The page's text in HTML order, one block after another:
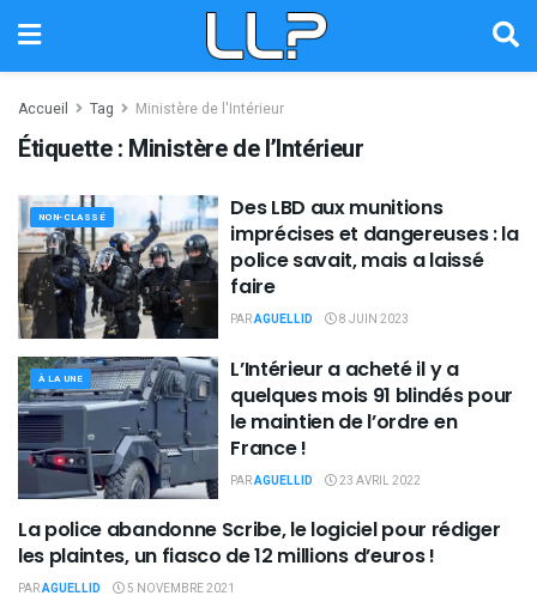
Accueil Tag Ministère de l'Intérieur
Étiquette : Ministère de l’Intérieur
NON-CLASSÉ
Des LBD aux munitions
imprécises et dangereuses : la
police savait, mais a laissé
faire
PARAGUELLID 8 JUIN 2023
À LA UNE
L’Intérieur a acheté il y a
quelques mois 91 blindés pour
le maintien de l’ordre en
France !
PARAGUELLID 23 AVRIL 2022
À LA UNE
La police abandonne Scribe, le logiciel pour rédiger
les plaintes, un fiasco de 12 millions d’euros !
PARAGUELLID 5 NOVEMBRE 2021